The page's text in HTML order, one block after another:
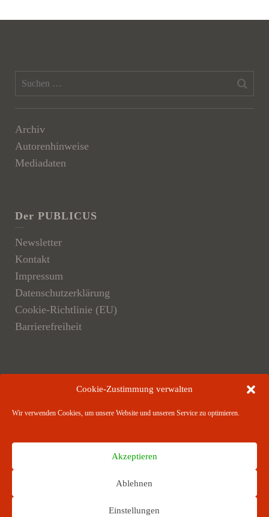
Cookie-Zustimmung verwalten
Wir verwenden Cookies, um unsere Website und unseren Service zu optimieren.
Akzeptieren
Ablehnen
Einstellungen
Archiv
Autorenhinweise
Mediadaten
Der PUBLICUS
Newsletter
Kontakt
Impressum
Datenschutzerklärung
Cookie-Richtlinie (EU)
Barrierefreiheit
RICHARD BOORBERG VERLAG · Stuttgart ·